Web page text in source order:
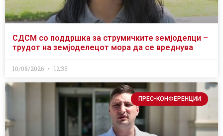
СДСМ со поддршка за струмичките земјоделци –
трудот на земјоделецот мора да се вреднува
10/08/2026 12:35
ПРЕС-КОНФЕРЕНЦИИ